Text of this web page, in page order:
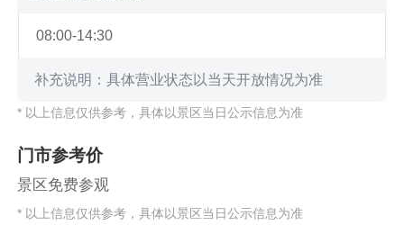
08:00-14:30
补充说明：具体营业状态以当天开放情况为准
* 以上信息仅供参考，具体以景区当日公示信息为准
门市参考价
景区免费参观
* 以上信息仅供参考，具体以景区当日公示信息为准